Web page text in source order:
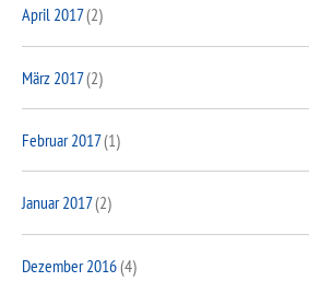
April 2017(2)
März 2017(2)
Februar 2017(1)
Januar 2017(2)
Dezember 2016(4)